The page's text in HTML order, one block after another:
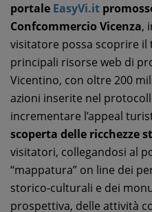
portale EasyVi.it
Confcommercio Vicenza,
visitatore possa scoprire
principali risorse web di
Vicentino, con oltre 200
azioni inserite nel
incrementare l’appeal
scoperta delle ricchezze
visitatori, collegandosi al
“mappatura” on line dei
storico-culturali e dei
prospettiva, delle attività